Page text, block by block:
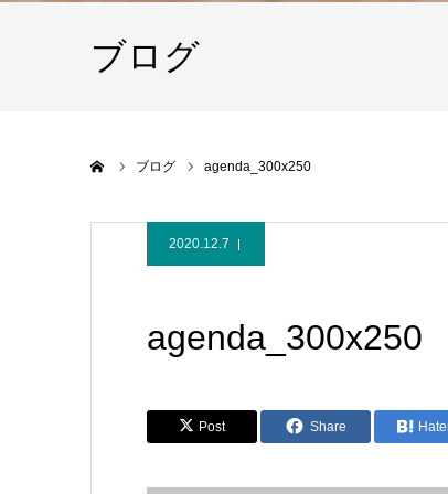
ブログ
ブログ agenda_300x250
2020.12.7
agenda_300x250
Post Share